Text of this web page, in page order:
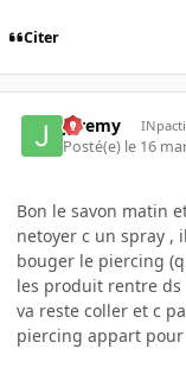
Citer
Jeremy
Posté(e) le 16
Bon le savon matin
netoyer c un spray ,
bouger le piercing
les produit rentre
va reste coller et c
piercing appart pour